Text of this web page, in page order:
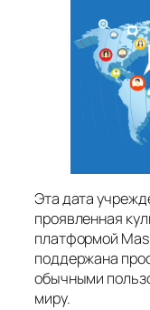
Эта дата
проявленная
платформой
поддержана
обычными
миру.